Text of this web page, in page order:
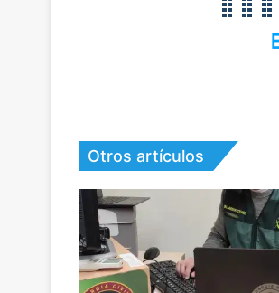
Otros artículos